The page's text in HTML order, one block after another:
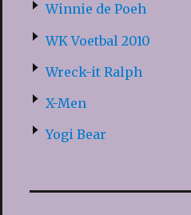
Winnie de Poeh
WK Voetbal 2010
Wreck-it Ralph
X-Men
Yogi Bear